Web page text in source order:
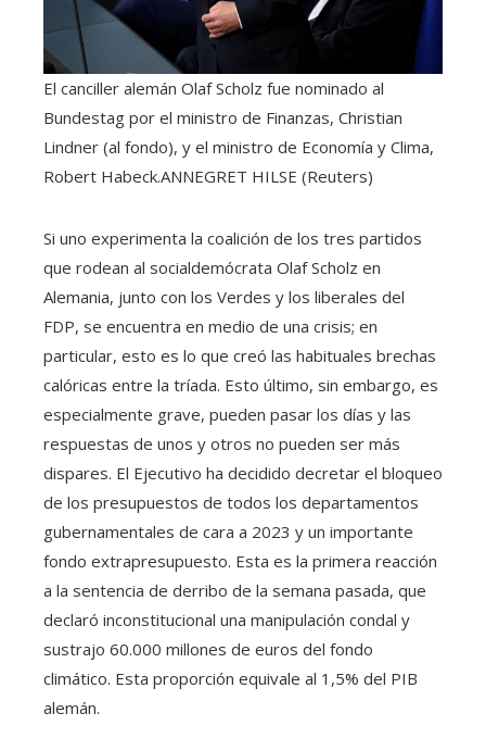
El canciller alemán Olaf Scholz fue nominado al
Bundestag por el ministro de Finanzas, Christian
Lindner (al fondo), y el ministro de Economía y Clima,
Robert Habeck.ANNEGRET HILSE (Reuters)
Si uno experimenta la coalición de los tres partidos
que rodean al socialdemócrata Olaf Scholz en
Alemania, junto con los Verdes y los liberales del
FDP, se encuentra en medio de una crisis; en
particular, esto es lo que creó las habituales brechas
calóricas entre la tríada. Esto último, sin embargo, es
especialmente grave, pueden pasar los días y las
respuestas de unos y otros no pueden ser más
dispares. El Ejecutivo ha decidido decretar el bloqueo
de los presupuestos de todos los departamentos
gubernamentales de cara a 2023 y un importante
fondo extrapresupuesto. Esta es la primera reacción
a la sentencia de derribo de la semana pasada, que
declaró inconstitucional una manipulación condal y
sustrajo 60.000 millones de euros del fondo
climático. Esta proporción equivale al 1,5% del PIB
alemán.